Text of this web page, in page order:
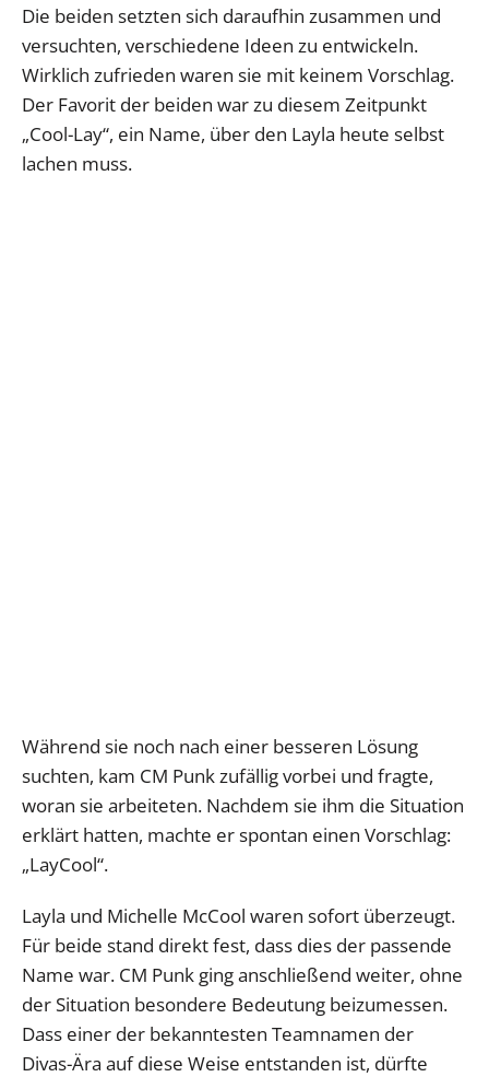
Die beiden setzten sich daraufhin zusammen und
versuchten, verschiedene Ideen zu entwickeln.
Wirklich zufrieden waren sie mit keinem Vorschlag.
Der Favorit der beiden war zu diesem Zeitpunkt
„Cool-Lay“, ein Name, über den Layla heute selbst
lachen muss.
Während sie noch nach einer besseren Lösung
suchten, kam CM Punk zufällig vorbei und fragte,
woran sie arbeiteten. Nachdem sie ihm die Situation
erklärt hatten, machte er spontan einen Vorschlag:
„LayCool“.
Layla und Michelle McCool waren sofort überzeugt.
Für beide stand direkt fest, dass dies der passende
Name war. CM Punk ging anschließend weiter, ohne
der Situation besondere Bedeutung beizumessen.
Dass einer der bekanntesten Teamnamen der
Divas-Ära auf diese Weise entstanden ist, dürfte